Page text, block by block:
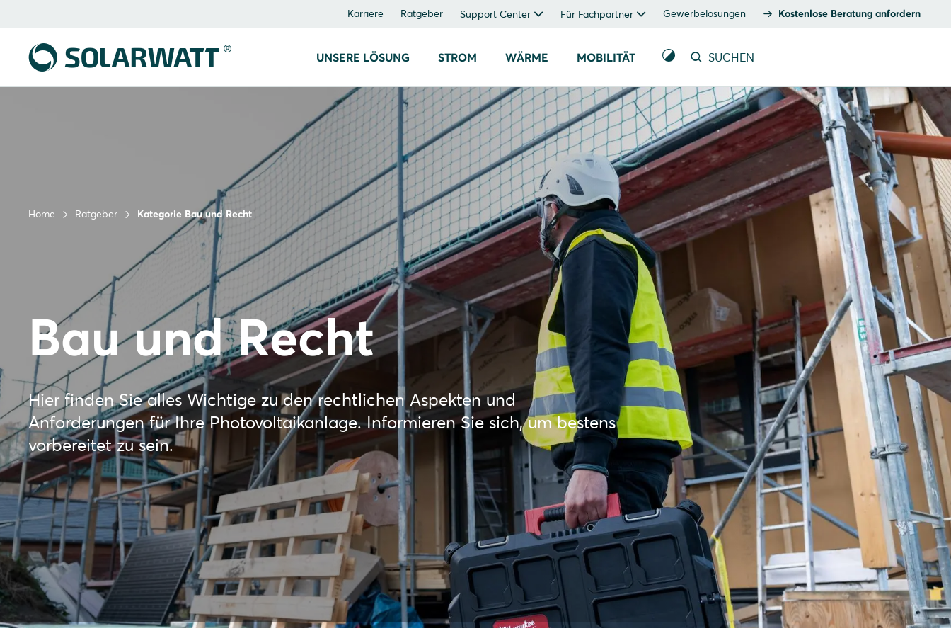
Karriere Ratgeber Support Center Für Fachpartner Gewerbelösungen Kostenlose Beratung anfordern
UNSERE LÖSUNG STROM WÄRME MOBILITÄT SUCHEN
Home Ratgeber Kategorie Bau und Recht
Bau und Recht
Hier finden Sie alles Wichtige zu den rechtlichen Aspekten und
Anforderungen für Ihre Photovoltaikanlage. Informieren Sie sich, um bestens
vorbereitet zu sein.